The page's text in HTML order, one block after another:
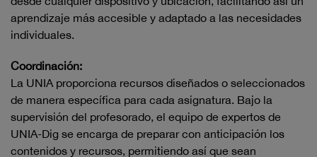
aprendizaje más accesible y adaptado a las necesidades
individuales.
Coordinación:
La UNIA proporciona recursos diseñados o seleccionados
de manera específica para cada asignatura. Bajo la
supervisión del profesorado, el equipo de expertos de
UNIA-Dig se encarga de preparar con anticipación los
contenidos y recursos, permitiendo así que sean